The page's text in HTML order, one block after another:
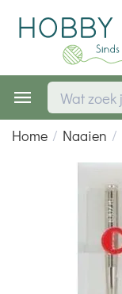
Home / Naaien /